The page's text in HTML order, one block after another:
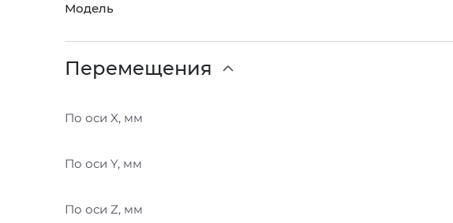
Модель
Перемещения
По оси X, мм
По оси Y, мм
По оси Z, мм